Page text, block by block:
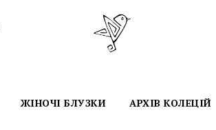
ЖІНОЧІ БЛУЗКИ АРХІВ КОЛЕЦІЙ